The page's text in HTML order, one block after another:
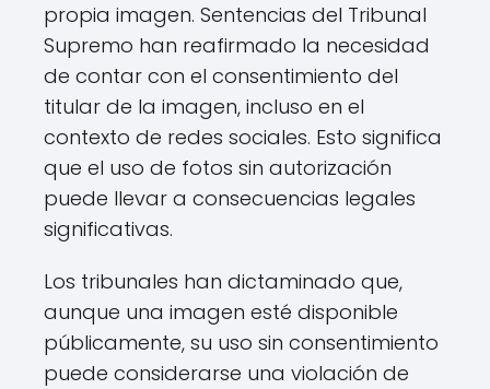
propia imagen. Sentencias del Tribunal
Supremo han reafirmado la necesidad
de contar con el consentimiento del
titular de la imagen, incluso en el
contexto de redes sociales. Esto significa
que el uso de fotos sin autorización
puede llevar a consecuencias legales
significativas.
Los tribunales han dictaminado que,
aunque una imagen esté disponible
públicamente, su uso sin consentimiento
puede considerarse una violación de